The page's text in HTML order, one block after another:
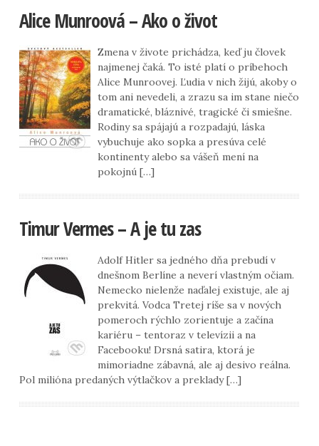
Alice Munroová – Ako o život
Zmena v živote prichádza, keď ju človek
najmenej čaká. To isté platí o príbehoch
Alice Munroovej. Ľudia v nich žijú, akoby o
tom ani nevedeli, a zrazu sa im stane niečo
dramatické, bláznivé, tragické či smiešne.
Rodiny sa spájajú a rozpadajú, láska
vybuchuje ako sopka a presúva celé
kontinenty alebo sa vášeň mení na
pokojnú […]
Timur Vermes – A je tu zas
Adolf Hitler sa jedného dňa prebudí v
dnešnom Berlíne a neverí vlastným očiam.
Nemecko nielenže naďalej existuje, ale aj
prekvitá. Vodca Tretej ríše sa v nových
pomeroch rýchlo zorientuje a začína
kariéru – tentoraz v televízii a na
Facebooku! Drsná satira, ktorá je
mimoriadne zábavná, ale aj desivo reálna.
Pol milióna predaných výtlačkov a preklady […]